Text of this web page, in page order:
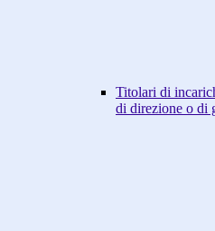
Titolari di
di direzione o di